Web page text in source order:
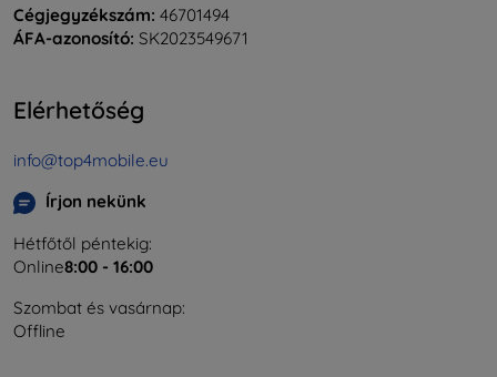
Cégjegyzékszám: 46701494
ÁFA-azonosító: SK2023549671
Elérhetőség
info@top4mobile.eu
Írjon nekünk
Hétfőtől péntekig:
Online8:00 - 16:00
Szombat és vasárnap:
Offline